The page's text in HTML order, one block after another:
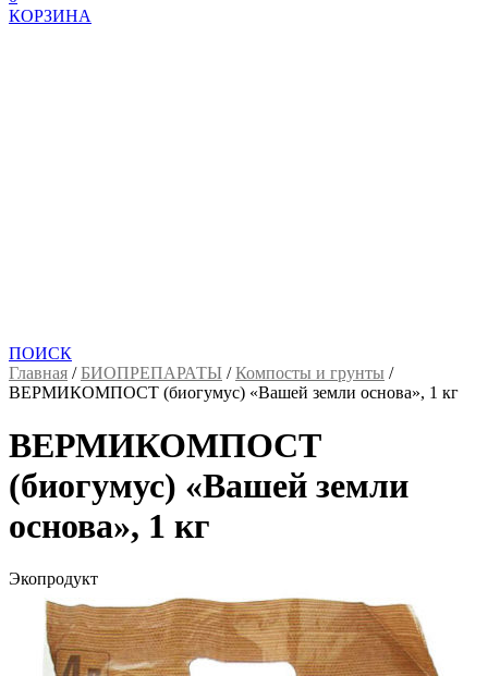
КОРЗИНА
ПОИСК
Главная /БИОПРЕПАРАТЫ /Компосты и грунты /
ВЕРМИКОМПОСТ (биогумус) «Вашей земли основа», 1 кг
ВЕРМИКОМПОСТ
(биогумус) «Вашей земли
основа», 1 кг
Экопродукт